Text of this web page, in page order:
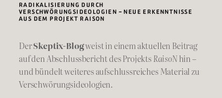
RADIKALISIERUNG DURCH
VERSCHWÖRUNGSIDEOLOGIEN – NEUE ERKENNTNISSE
AUS DEM PROJEKT RAISON
DerSkeptix-Blogweist in einem aktuellen Beitrag
auf den Abschlussbericht des Projekts RaisoNhin –
und bündelt weiteres aufschlussreiches Material zu
Verschwörungsideologien.